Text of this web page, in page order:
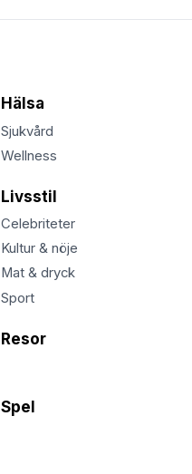
Hälsa
Sjukvård
Wellness
Livsstil
Celebriteter
Kultur & nöje
Mat & dryck
Sport
Resor
Spel